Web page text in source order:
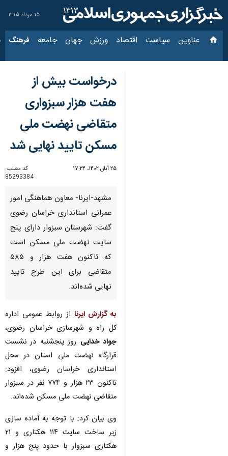
۱۵ مرداد ۱۴۰۵
عناوین‌ سیاست اقتصاد ورزش جهان جامعه فرهنگ
درخواست بیش از
هفت هزار سبزواری
متقاضی نهضت ملی
مسکن تایید نهایی شد
۲۵ آبان ۱۴۰۲، ۱۷:۲۴
کد مطلب:
85293384
مشهد-ایرنا- معاون هماهنگی امور
عمرانی استانداری خراسان رضوی
گفت: شهرستان سبزوار دارای پنج
سایت نهضت ملی مسکن است
که تاکنون هفت هزار و ۵۸۵
متقاضی برای این طرح تایید
نهایی شده‌اند.
به گزارش ایرنا از روابط عمومی اداره
کل راه و شهرسازی خراسان رضوی،
جواد خدایی روز پنجشنبه در نشست
قرارگاه نهضت ملی استان در محل
استانداری خراسان رضوی، افزود:
تاکنون ۲۳ هزار و ۷۷۴ نفر در سبزوار
متقاضی نهضت ملی مسکن شده‌اند.
وی بیان کرد: با توجه به آماده سازی
زیر ساخت سایت ۱۱۴ هکتاری و ۲۱
هکتاری سبزوار با حدود پنج هزار و